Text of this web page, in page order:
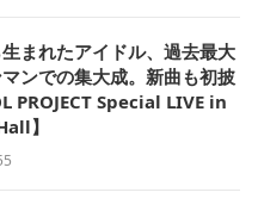
まれたアイドル、過去最大
ンでの集大成。新曲も初披
PROJECT Special LIVE in
】